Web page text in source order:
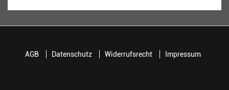
AGB Datenschutz Widerrufsrecht Impressum